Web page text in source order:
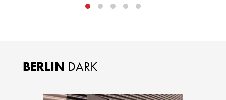
BERLIN DARK